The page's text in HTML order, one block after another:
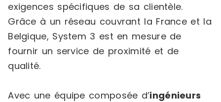
exigences spécifiques de sa clientèle.
Grâce à un réseau couvrant la France et la
Belgique, System 3 est en mesure de
fournir un service de proximité et de
qualité.
Avec une équipe composée d’ingénieurs